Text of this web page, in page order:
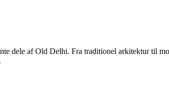
dele af Old Delhi. Fra traditionel arkitektur til